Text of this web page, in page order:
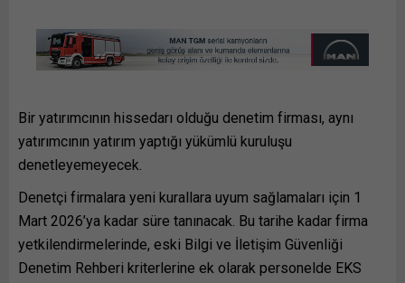
Bir yatırımcının hissedarı olduğu denetim firması, aynı
yatırımcının yatırım yaptığı yükümlü kuruluşu
denetleyemeyecek.
Denetçi firmalara yeni kurallara uyum sağlamaları için 1
Mart 2026’ya kadar süre tanınacak. Bu tarihe kadar firma
yetkilendirmelerinde, eski Bilgi ve İletişim Güvenliği
Denetim Rehberi kriterlerine ek olarak personelde EKS